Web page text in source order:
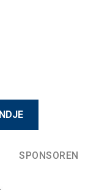
SPONSOREN